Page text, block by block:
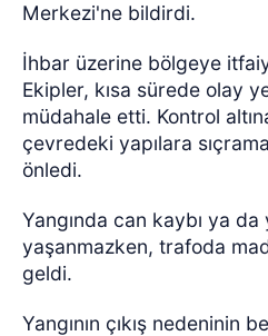
Merkezi'ne bildirdi.
İhbar üzerine bölgeye
Ekipler, kısa sürede olay
müdahale etti. Kontrol
çevredeki yapılara
önledi.
Yangında can kaybı ya da
yaşanmazken, trafoda
geldi.
Yangının çıkış nedeninin